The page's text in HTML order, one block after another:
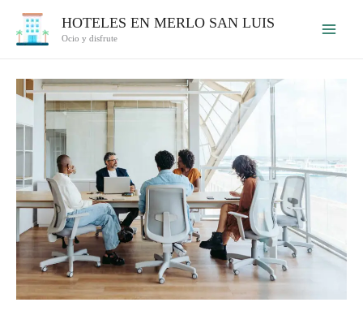
HOTELES EN MERLO SAN LUIS
Ocio y disfrute